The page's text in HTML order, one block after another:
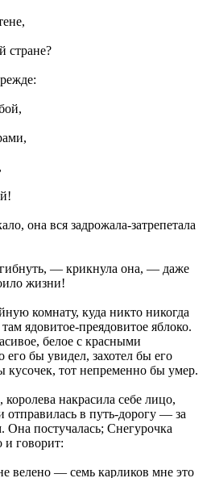
стране?
она вся задрожала-затрепетала
— крикнула она, — даже
жизни!
комнату, куда никто никогда
ядовитое-преядовитое яблоко.
белое с красными
бы увидел, захотел бы его
кусочек, тот непременно бы умер.
накрасила себе лицо,
отправилась в путь-дорогу — за
Она постучалась; Снегурочка
и говорит:
велено — семь карликов мне это